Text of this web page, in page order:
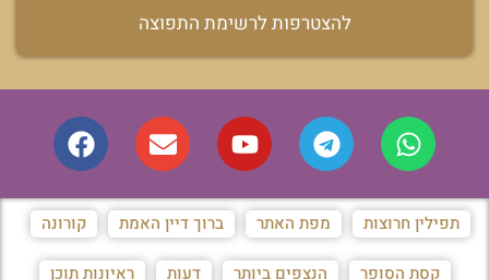
להצטרפות לרשימת התפוצה
תפילין חרוצות מפת האתר ברוך דיין האמת קורונה
קסת הסופר הנצפים ביותר דעות ראיונות תוכן